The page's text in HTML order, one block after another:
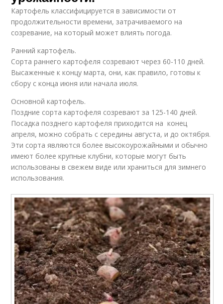
Картофель классифицируется в зависимости от
продолжительности времени, затрачиваемого на
созревание, на который может влиять погода.
Ранний картофель.
Сорта раннего картофеля созревают через 60-110 дней.
Высаженные к концу марта, они, как правило, готовы к
сбору с конца июня или начала июля.
Основной картофель.
Поздние сорта картофеля созревают за 125-140 дней.
Посадка позднего картофеля приходится на конец
апреля, можно собрать с середины августа, и до октября.
Эти сорта являются более высокоурожайными и обычно
имеют более крупные клубни, которые могут быть
использованы в свежем виде или храниться для зимнего
использования.